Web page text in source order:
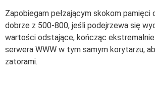
Zapobiegam pełzającym skokom pamięci
dobrze z 500-800, jeśli podejrzewa się
wartości odstające, kończąc
serwera WWW w tym samym korytarzu,
zatorami.